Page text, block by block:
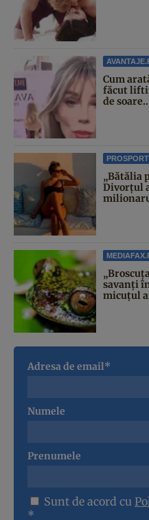
Cum
făcut
de
PROSPORT
„Bătălia
Divorțul
savanți
micuțul
Adresa de email*
Numele
Prenumele
Sunt de acord cu
*